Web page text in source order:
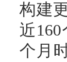
构建
近
个月